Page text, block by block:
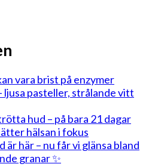
vara brist på enzymer
ljusa pasteller, strålande vitt
hud – på bara 21 dagar
hälsan i fokus
här – nu får vi glänsa bland
granar ✨